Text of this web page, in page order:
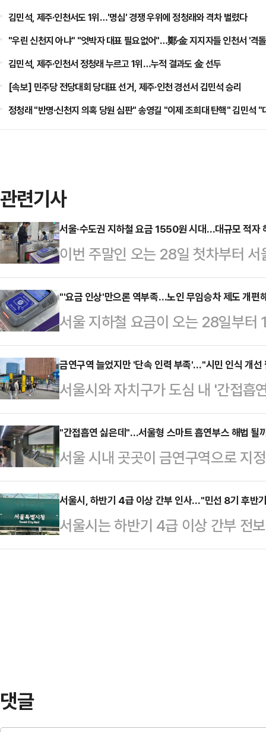
김민석, 제주·인천서도 1위…'명심' 경쟁 우위에 정청래와 격차 벌렸다
"우린 신천지 아냐" "엇박자 대표 필요없어"…鄭·金 지지자들 인천서 '격
김민석, 제주·인천서 정청래 누르고 1위…누적 결과도 金 선두
[속보] 민주당 전당대회 당대표 선거, 제주·인천 경선서 김민석 승리
정청래 "반명·신천지 의혹 당원 심판" 송영길 "이제 조희대 탄핵" 김민석 "
관련기사
서울·수도권 지하철 요금 1550원 시대…대규모 적
이번 주말인 오는 28일 첫차부터
원 인상된다. 서울시가 지난 2023
지 약 2년 만에 요금 인상이 마무리
있는 서울교통공사는 연간 1600억
일부 완화될 것으로 보인다. 다만
기록한 상황에서 근본적인 적자 해
시와 서울교통공사에 따르면 서울·
원에서 15…
"'요금 인상'만으론 역부족…노인 무임승차 제도 개
서울 지하철 요금이 오는 28일부
만성 적자 문제를 두고 '노인 무임
있다. 서울지하철 적자의 주된 원인
40여 년간 유지됐지만, 급속한 고
사의 재정 부담을 가중시키고 때문
상향과 함께 전액 무임승차 혜택을
일 데일리안 취재를 종합하면 지난
금은 4134억620…
금연구역 늘었지만 '단속 인력 부족'…"시민 인식 개
서울시와 자치구가 도심 내 '간접흡
책을 시행하고 있다. 최근 중구는
금연구역으로 지정하고 해당 지역
다만 단속 인력 부족이 한계로 지적
선을 위한 대책도 병행 추진하고 있
면 지난 1일부터 서울역광장과 인
역은 ▲서울역광장 및 역사 주변
터 일원 약 1만…
"간접흡연 싫은데"…서울형 스마트 흡연부스 해법
서울 시내 곳곳이 금연구역으로 지
실정이다. 이로 인해 거리 곳곳에서
늘어나면서 시민 간 갈등도 깊어지
시가 밀폐형 '스마트 흡연부스'를
높은 운영 비용과 실효성에 의문을
서울시, 하반기 4급 이상 간부 인사…"민선 8기 후반
서울시는 하반기 4급 이상 간부 전
혔다.이동률 서울시 행정국장은 "
댓글